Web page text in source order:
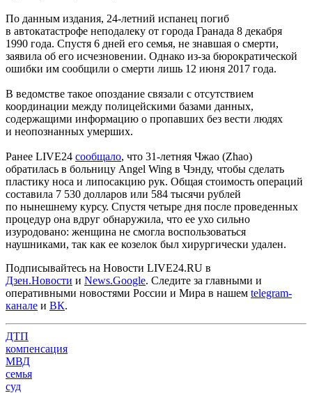
По данным издания, 24-летний испанец погиб
в автокатастрофе неподалеку от города Гранада 8 декабря
1990 года. Спустя 6 дней его семья, не знавшая о смерти,
заявила об его исчезновении. Однако из-за бюрократической
ошибки им сообщили о смерти лишь 12 июня 2017 года.
В ведомстве такое опоздание связали с отсутствием
координации между полицейскими базами данных,
содержащими информацию о пропавших без вести людях
и неопознанных умерших.
Ранее LIVE24 сообщало, что 31-летняя Чжао (Zhao)
обратилась в больницу Angel Wing в Чэнду, чтобы сделать
пластику носа и липосакцию рук. Общая стоимость операций
составила 7 530 долларов или 584 тысячи рублей
по нынешнему курсу. Спустя четыре дня после проведенных
процедур она вдруг обнаружила, что ее ухо сильно
изуродовано: женщина не смогла воспользоваться
наушниками, так как ее козелок был хирургически удален.
Подписывайтесь на Новости LIVE24.RU в
Дзен.Новости и News.Google. Следите за главными и
оперативными новостями России и Мира в нашем telegram-
канале и ВК.
ДТП
компенсация
МВД
семья
суд